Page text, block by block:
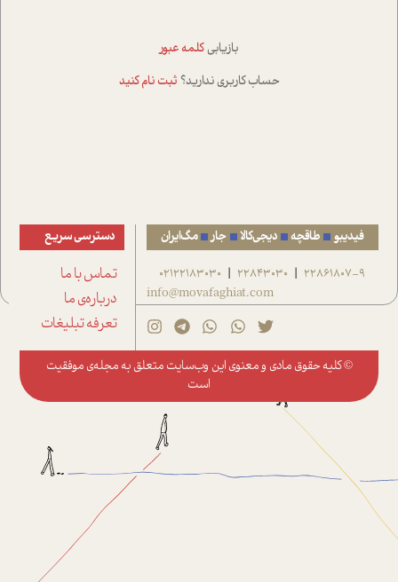
بازیابی کلمه عبور
حساب کاربری ندارید؟ ثبت نام کنید
فیدیبو طاقچه دیجی‌کالا جار مگ‌ایران
22861807-9
|
22843030
|
02122183030
info@movafaghiat.com
دسترسی سریع
تماس با ما
درباره‌ی ما
تعرفه تبلیغات
© کلیه حقوق مادی و معنوی این وب‌سایت متعلق به مجله‌ی موفقیت
است